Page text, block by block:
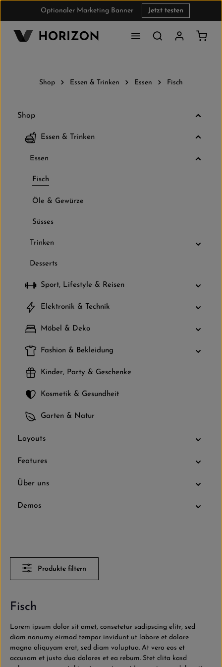
Zum Hauptinhalt springen
Optionaler Marketing Banner Jetzt testen
Shop Essen & Trinken Essen Fisch
Shop
Essen & Trinken
Essen
Fisch
Öle & Gewürze
Süsses
Trinken
Desserts
Sport, Lifestyle & Reisen
Elektronik & Technik
Möbel & Deko
Fashion & Bekleidung
Kinder, Party & Geschenke
Kosmetik & Gesundheit
Garten & Natur
Layouts
Features
Über uns
Demos
Produkte filtern
Fisch
Lorem ipsum dolor sit amet, consetetur sadipscing elitr, sed
diam nonumy eirmod tempor invidunt ut labore et dolore
magna aliquyam erat, sed diam voluptua. At vero eos et
accusam et justo duo dolores et ea rebum. Stet clita kasd